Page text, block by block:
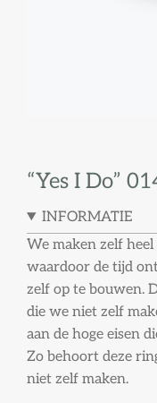
“Yes I Do”
INFORMATIE
We maken zelf
waardoor de tijd
zelf op te bouwen.
die we niet zelf
aan de hoge eisen
Zo behoort deze
niet zelf maken.